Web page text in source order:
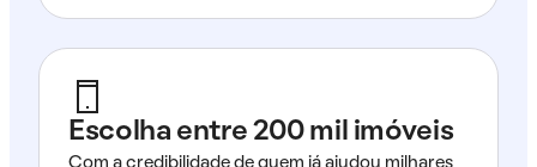
Escolha entre 200 mil imóveis
Com a credibilidade de quem já ajudou milhares